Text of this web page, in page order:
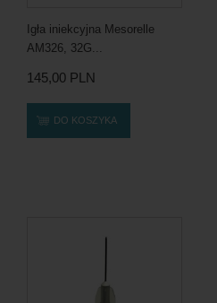
Igła iniekcyjna Mesorelle
AM326, 32G...
145,00 PLN
DO KOSZYKA